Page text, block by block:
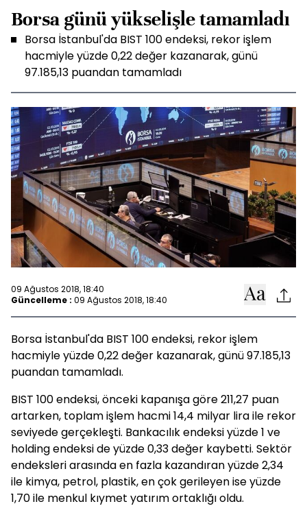
Borsa günü yükselişle tamamladı
Borsa İstanbul'da BIST 100 endeksi, rekor işlem
hacmiyle yüzde 0,22 değer kazanarak, günü
97.185,13 puandan tamamladı
09 Ağustos 2018, 18:40
Güncelleme : 09 Ağustos 2018, 18:40
Borsa İstanbul'da BIST 100 endeksi, rekor işlem
hacmiyle yüzde 0,22 değer kazanarak, günü 97.185,13
puandan tamamladı.
BIST 100 endeksi, önceki kapanışa göre 211,27 puan
artarken, toplam işlem hacmi 14,4 milyar lira ile rekor
seviyede gerçekleşti. Bankacılık endeksi yüzde 1 ve
holding endeksi de yüzde 0,33 değer kaybetti. Sektör
endeksleri arasında en fazla kazandıran yüzde 2,34
ile kimya, petrol, plastik, en çok gerileyen ise yüzde
1,70 ile menkul kıymet yatırım ortaklığı oldu.